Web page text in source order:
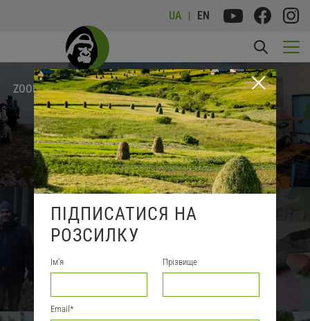
UA EN
FRANKFURT
ZOOLOGICAL
SOCIETY
ПІДПИСАТИСЯ НА
РОЗСИЛКУ
Імʼя Прізвище
Email *